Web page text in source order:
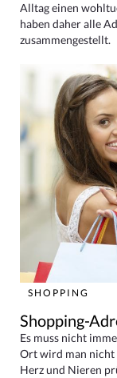
Alltag einen
haben daher alle
zusammengestellt.
SHOPPING
Shopping-
Es muss nicht
Ort wird man nicht
Herz und Nieren